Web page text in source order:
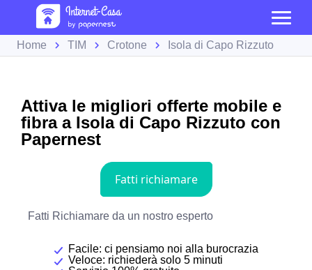
Home TIM Crotone Isola di Capo Rizzuto